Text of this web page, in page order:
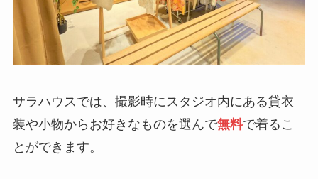
サラハウスでは、撮影時にスタジオ内にある貸衣
装や小物からお好きなものを選んで無料で着るこ
とができます。